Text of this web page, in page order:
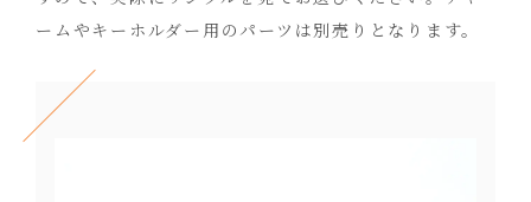
ームやキーホルダー用のパーツは別売りとなります。